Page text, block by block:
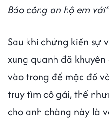
Báo công an hộ em
Sau khi chứng kiến sự
xung quanh đã
vào trong để mặc đồ
truy tìm cô gái, thế
cho anh chàng này là